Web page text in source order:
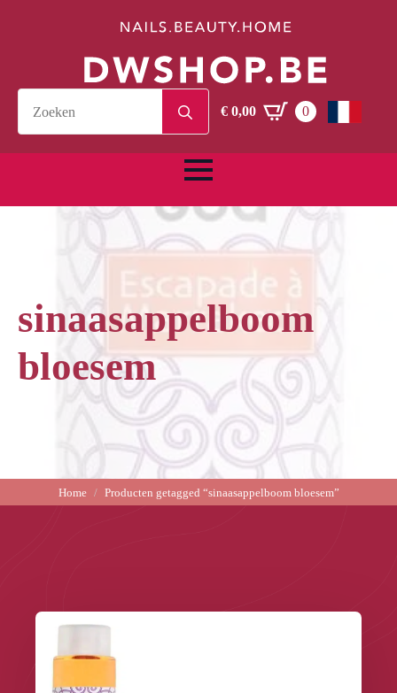
for:€0,00 0
sinaasappelboom
bloesem
Home Producten getagged “sinaasappelboom bloesem”